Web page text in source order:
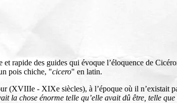
et rapide des guides qui évoque l’éloquence de
pois chiche, "cicero" en latin.
(XVIIIe - XIXe siècles), à l’époque où il n’existait
la chose énorme telle qu’elle avait dû être, telle